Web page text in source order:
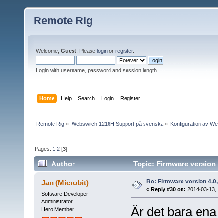
Remote Rig
Welcome, Guest . Please login or register.
Login with username, password and session length
Home Help Search Login Register
Remote Rig » Webswitch 1216H Support på svenska» Konfiguration av
Pages: 1 2 [3]
Author Topic: Firmware version
Jan (Microbit)
Software Developer
Administrator
Hero Member
Re: Firmware version
« Reply #30 on: 2014-03-13,
Är det bara